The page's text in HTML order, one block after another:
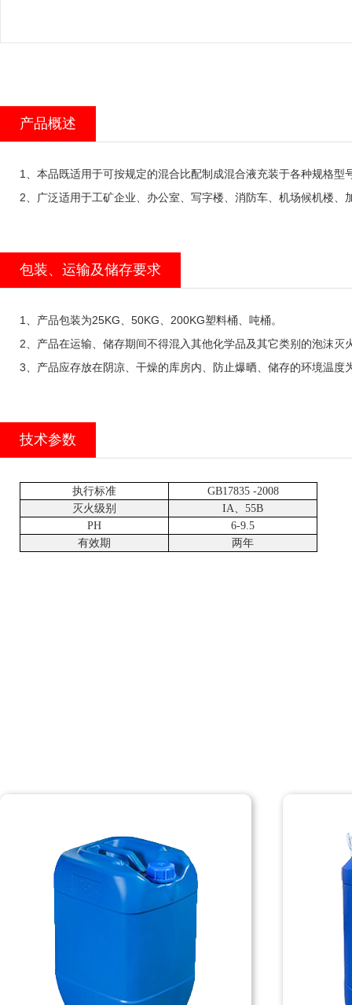
产品概述
1、本品既适用于可按规定的混合比配制成混合液充装于各种规格
2、广泛适用于工矿企业、办公室、写字楼、消防车、机场候机楼
包装、运输及储存要求
1、产品包装为25KG、50KG、200KG塑料桶、吨桶。
2、产品在运输、储存期间不得混入其他化学品及其它类别的泡沫灭
3、产品应存放在阴凉、干燥的库房内、防止爆晒、储存的环境温
技术参数
执行标准
GB17835 -2008
灭火级别
IA、55B
PH
6-9.5
有效期
两年